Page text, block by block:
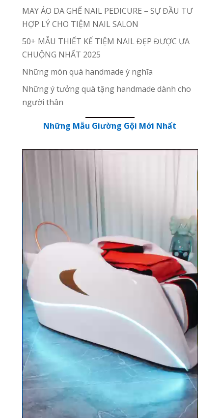
MAY ÁO DA GHẾ NAIL PEDICURE – SỰ ĐẦU TƯ
HỢP LÝ CHO TIỆM NAIL SALON
50+ MẪU THIẾT KẾ TIỆM NAIL ĐẸP ĐƯỢC ƯA
CHUỘNG NHẤT 2025
Những món quà handmade ý nghĩa
Những ý tưởng quà tặng handmade dành cho
người thân
Những Mẫu Giường Gội Mới Nhất